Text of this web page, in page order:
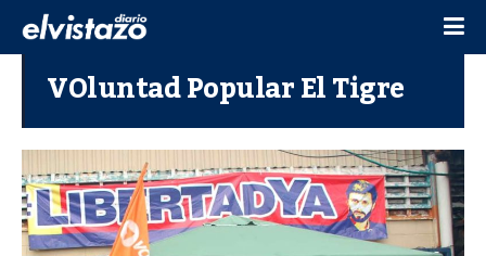
VOluntad Popular El Tigre